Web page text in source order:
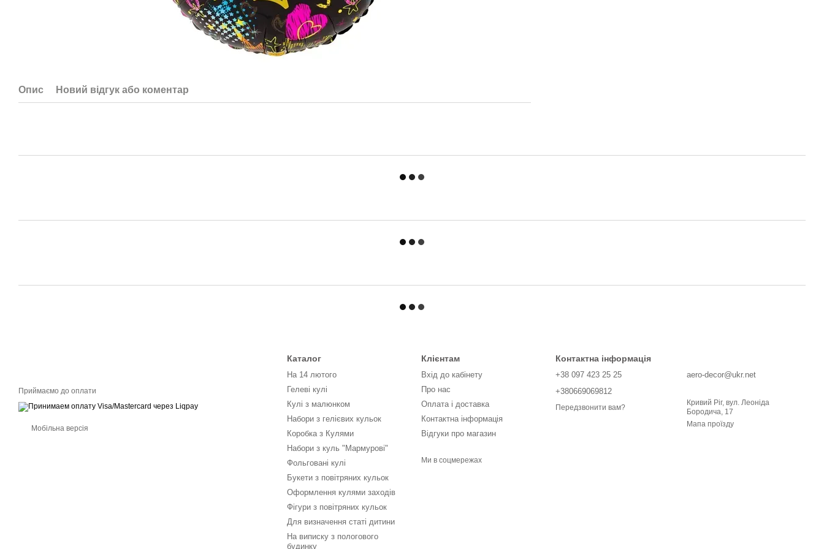
Опис Новий відгук або коментар
Приймаємо до оплати
Мобільна версія
Каталог
На 14 лютого
Гелеві кулі
Кулі з малюнком
Набори з гелієвих кульок
Коробка з Кулями
Набори з куль "Мармурові"
Фольговані кулі
Букети з повітряних кульок
Оформлення кулями заходів
Фігури з повітряних кульок
Для визначення статі дитини
На виписку з пологового
будинку
Клієнтам
Вхід до кабінету
Про нас
Оплата і доставка
Контактна інформація
Відгуки про магазин
Ми в соцмережах
Контактна інформація
+38 097 423 25 25
+380669069812
Передзвонити вам?
aero-decor@ukr.net
Кривий Ріг, вул. Леоніда
Бородича, 17
Мапа проїзду